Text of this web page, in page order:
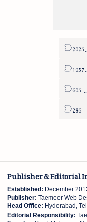
Publisher & Editorial
Established: December
Publisher: Taemeer Web
Head Office: Hyderabad,
Editorial Responsibility: